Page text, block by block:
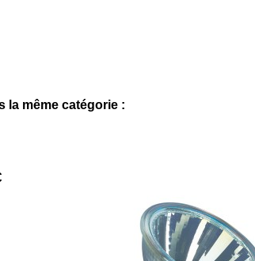
la même catégorie :